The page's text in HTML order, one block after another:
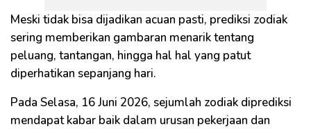
Meski tidak bisa dijadikan acuan pasti, prediksi zodiak
sering memberikan gambaran menarik tentang
peluang, tantangan, hingga hal hal yang patut
diperhatikan sepanjang hari.
Pada Selasa, 16 Juni 2026, sejumlah zodiak diprediksi
mendapat kabar baik dalam urusan pekerjaan dan